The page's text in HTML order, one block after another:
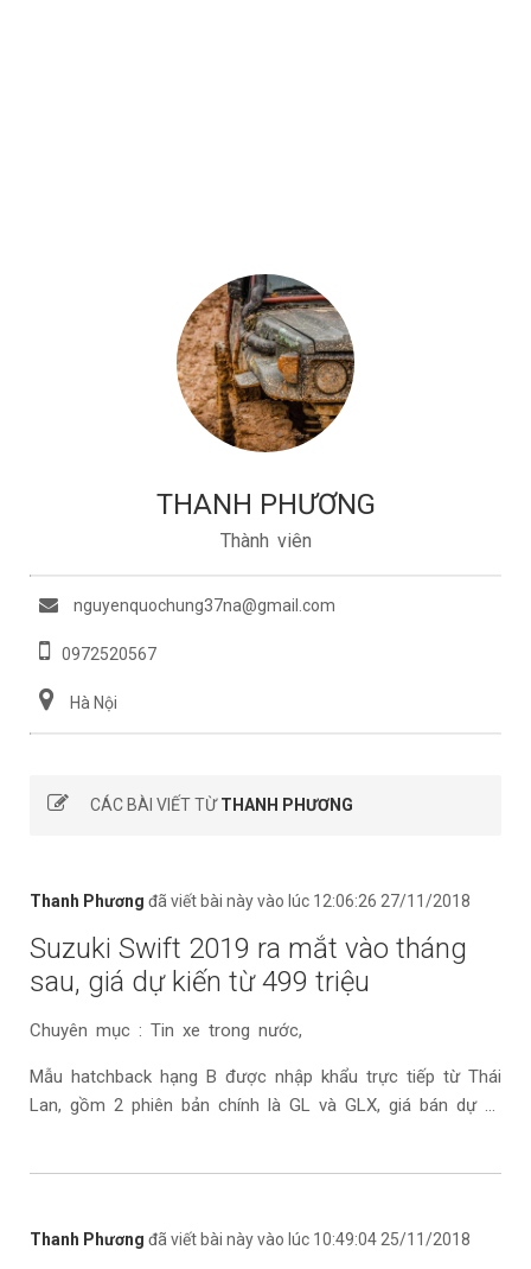
THANH PHƯƠNG
Thành viên
nguyenquochung37na@gmail.com
0972520567
Hà Nội
CÁC BÀI VIẾT TỪTHANH PHƯƠNG
Thanh Phương đã viết bài này vào lúc 12:06:26 27/11/2018
Suzuki Swift 2019 ra mắt vào tháng
sau, giá dự kiến từ 499 triệu
Chuyên mục : Tin xe trong nước,
Mẫu hatchback hạng B được nhập khẩu trực tiếp từ Thái
Lan, gồm 2 phiên bản chính là GL và GLX, giá bán dự ...
Thanh Phương đã viết bài này vào lúc 10:49:04 25/11/2018